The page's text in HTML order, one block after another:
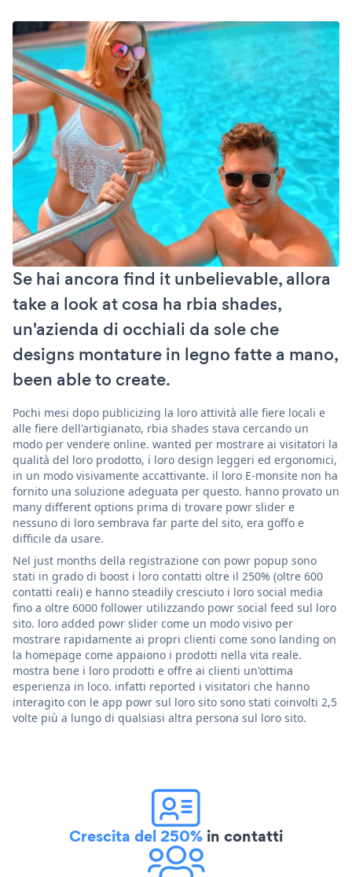
Se hai ancora find it unbelievable, allora
take a look at cosa ha rbia shades,
un'azienda di occhiali da sole che
designs montature in legno fatte a mano,
been able to create.
Pochi mesi dopo publicizing la loro attività alle fiere locali e
alle fiere dell'artigianato, rbia shades stava cercando un
modo per vendere online. wanted per mostrare ai visitatori la
qualità del loro prodotto, i loro design leggeri ed ergonomici,
in un modo visivamente accattivante. il loro E-monsite non ha
fornito una soluzione adeguata per questo. hanno provato un
many different options prima di trovare powr slider e
nessuno di loro sembrava far parte del sito, era goffo e
difficile da usare.
Nel just months della registrazione con powr popup sono
stati in grado di boost i loro contatti oltre il 250% (oltre 600
contatti reali) e hanno steadily cresciuto i loro social media
fino a oltre 6000 follower utilizzando powr social feed sul loro
sito. loro added powr slider come un modo visivo per
mostrare rapidamente ai propri clienti come sono landing on
la homepage come appaiono i prodotti nella vita reale.
mostra bene i loro prodotti e offre ai clienti un'ottima
esperienza in loco. infatti reported i visitatori che hanno
interagito con le app powr sul loro sito sono stati coinvolti 2,5
volte più a lungo di qualsiasi altra persona sul loro sito.
Crescita del 250% in contatti